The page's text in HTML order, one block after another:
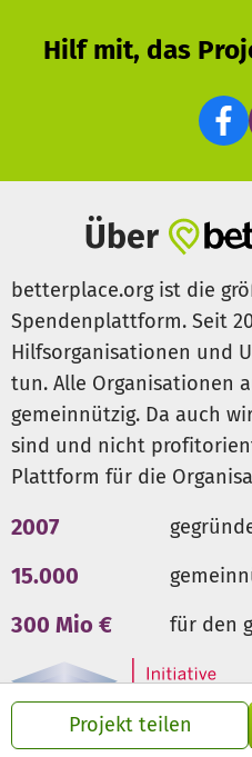
Projekt teilen
Menschen medizinische
Spenden Sie jetzt über
Hilf mit, das
Über
betterplace.org ist die
Spendenplattform. Seit
Hilfsorganisationen und
tun. Alle Organisationen
gemeinnützig. Da auch
sind und nicht
Plattform für die
2007
15.000
300 Mio € für den